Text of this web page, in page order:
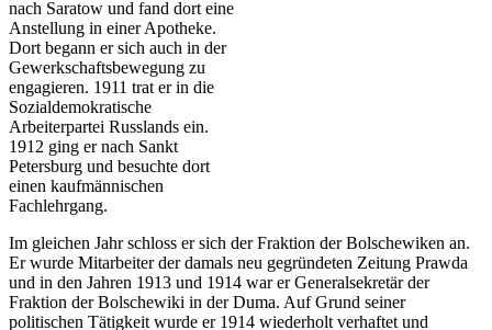
nach Saratow und fand dort eine
Anstellung in einer Apotheke.
Dort begann er sich auch in der
Gewerkschaftsbewegung zu
engagieren. 1911 trat er in die
Sozialdemokratische
Arbeiterpartei Russlands ein.
1912 ging er nach Sankt
Petersburg und besuchte dort
einen kaufmännischen
Fachlehrgang.
Im gleichen Jahr schloss er sich der Fraktion der Bolschewiken an.
Er wurde Mitarbeiter der damals neu gegründeten Zeitung Prawda
und in den Jahren 1913 und 1914 war er Generalsekretär der
Fraktion der Bolschewiki in der Duma. Auf Grund seiner
politischen Tätigkeit wurde er 1914 wiederholt verhaftet und